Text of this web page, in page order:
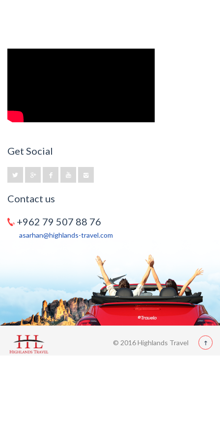
Get Social
Contact us
+962 79 507 88 76
asarhan@highlands-travel.com
© 2016 Highlands Travel